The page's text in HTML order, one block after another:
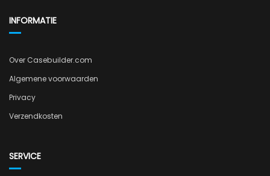
INFORMATIE
Over Casebuilder.com
Algemene voorwaarden
Privacy
Verzendkosten
SERVICE